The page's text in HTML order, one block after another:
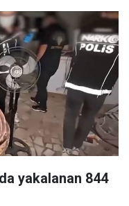
yakalanan 844